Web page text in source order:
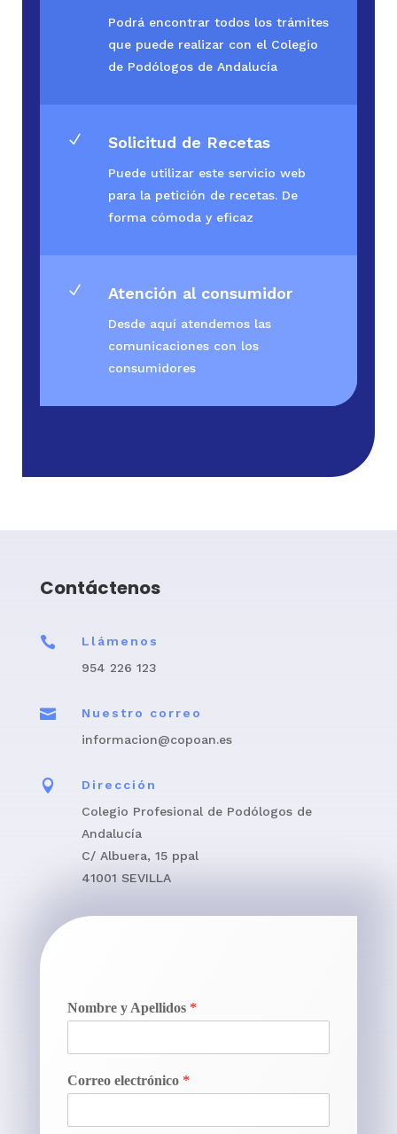
Podrá encontrar todos los trámites
que puede realizar con el Colegio
de Podólogos de Andalucía
N Solicitud de Recetas
Puede utilizar este servicio web
para la petición de recetas. De
forma cómoda y eficaz
N Atención al consumidor
Desde aquí atendemos las
comunicaciones con los
consumidores
Contáctenos

Llámenos
954 226 123

Nuestro correo
informacion@copoan.es

Dirección
Colegio Profesional de Podólogos de
Andalucía
C/ Albuera, 15 ppal
41001 SEVILLA
Nombre y Apellidos *
Correo electrónico *